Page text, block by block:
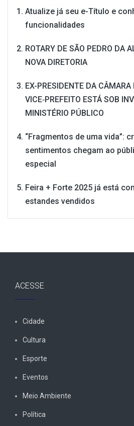
Atualize já seu e-Título e
funcionalidades
ROTARY DE SÃO PEDRO DA
NOVA DIRETORIA
EX-PRESIDENTE DA CÂMARA
VICE‑PREFEITO ESTÁ SOB
MINISTÉRIO PÚBLICO
“Fragmentos de uma vida”:
sentimentos chegam ao
especial
Feira + Forte 2025 já está
estandes vendidos
ACESSE
Cidade
Cultura
Esporte
Eventos
Meio Ambiente
Política